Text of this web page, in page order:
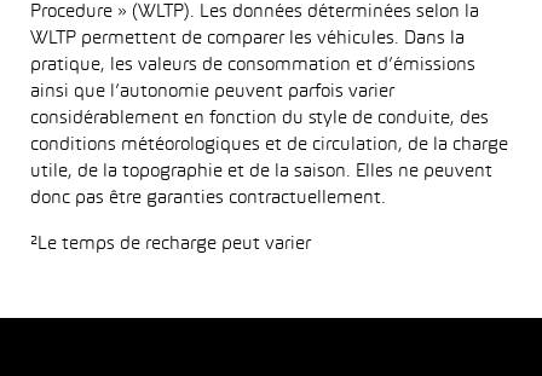
Procedure » (WLTP). Les données déterminées selon la
WLTP permettent de comparer les véhicules. Dans la
pratique, les valeurs de consommation et d’émissions
ainsi que l’autonomie peuvent parfois varier
considérablement en fonction du style de conduite, des
conditions météorologiques et de circulation, de la charge
utile, de la topographie et de la saison. Elles ne peuvent
donc pas être garanties contractuellement.
²Le temps de recharge peut varier